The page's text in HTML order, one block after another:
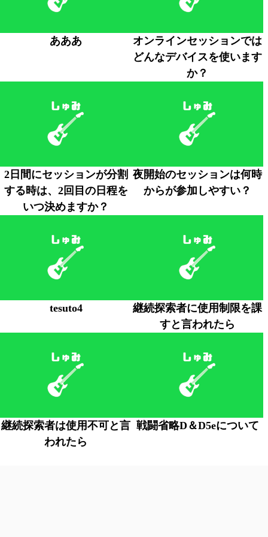
あああ
オンラインセッションでは
どんなデバイスを使います
か？
2日間にセッションが分割
する時は、2回目の日程を
いつ決めますか？
夜開始のセッションは何時
からが参加しやすい？
tesuto4
継続探索者に使用制限を課
すと言われたら
継続探索者は使用不可と言
われたら
戦闘省略D＆D5eについて